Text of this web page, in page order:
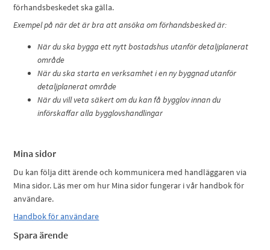
förhandsbeskedet ska gälla.
Exempel på när det är bra att ansöka om förhandsbesked är:
När du ska bygga ett nytt bostadshus utanför detaljplanerat
område
När du ska starta en verksamhet i en ny byggnad utanför
detaljplanerat område
När du vill veta säkert om du kan få bygglov innan du
införskaffar alla bygglovshandlingar
Mina sidor
Du kan följa ditt ärende och kommunicera med handläggaren via
Mina sidor. Läs mer om hur Mina sidor fungerar i vår handbok för
användare.
Handbok för användare
Spara ärende